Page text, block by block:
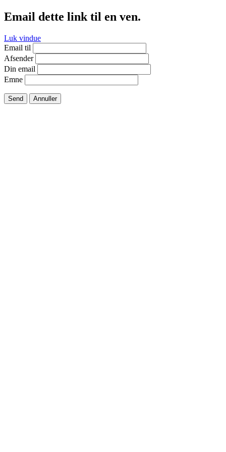
Email dette link til en ven.
Luk vindue
Email til
Afsender
Din email
Emne
Send Annuller